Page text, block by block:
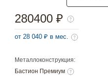
Металлоконструкция:
Бастион Премиум
280400 ₽
от 28 040 ₽ в мес.